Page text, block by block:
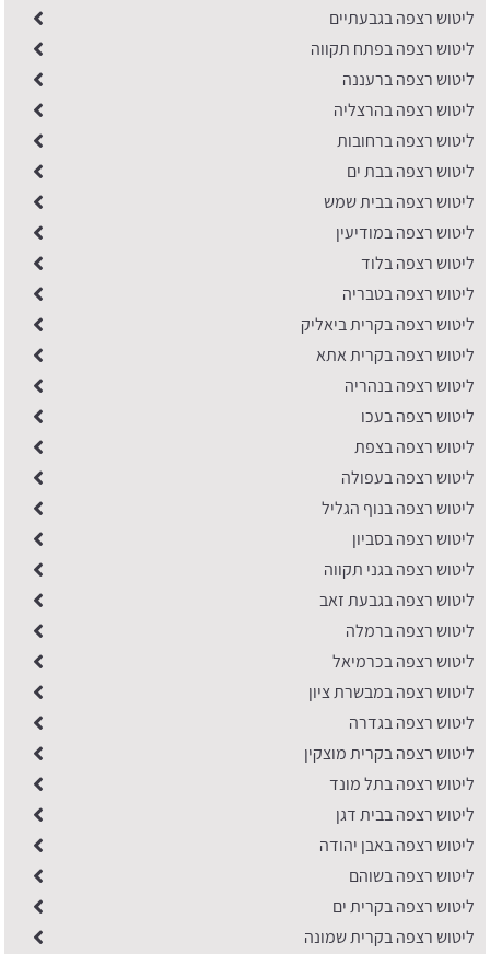
ליטוש רצפה בגבעתיים
ליטוש רצפה בפתח תקווה
ליטוש רצפה ברעננה
ליטוש רצפה בהרצליה
ליטוש רצפה ברחובות
ליטוש רצפה בבת ים
ליטוש רצפה בבית שמש
ליטוש רצפה במודיעין
ליטוש רצפה בלוד
ליטוש רצפה בטבריה
ליטוש רצפה בקרית ביאליק
ליטוש רצפה בקרית אתא
ליטוש רצפה בנהריה
ליטוש רצפה בעכו
ליטוש רצפה בצפת
ליטוש רצפה בעפולה
ליטוש רצפה בנוף הגליל
ליטוש רצפה בסביון
ליטוש רצפה בגני תקווה
ליטוש רצפה בגבעת זאב
ליטוש רצפה ברמלה
ליטוש רצפה בכרמיאל
ליטוש רצפה במבשרת ציון
ליטוש רצפה בגדרה
ליטוש רצפה בקרית מוצקין
ליטוש רצפה בתל מונד
ליטוש רצפה בבית דגן
ליטוש רצפה באבן יהודה
ליטוש רצפה בשוהם
ליטוש רצפה בקרית ים
ליטוש רצפה בקרית שמונה